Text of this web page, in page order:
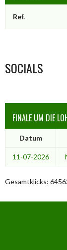
Ref.
SOCIALS
FINALE UM DIE
Datum
11-07-2026
Gesamtklicks: